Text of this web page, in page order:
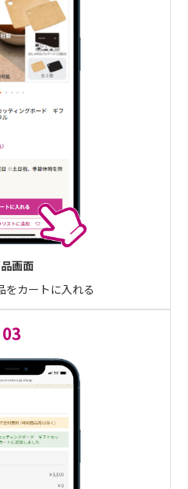
画面
をカートに入れる
03